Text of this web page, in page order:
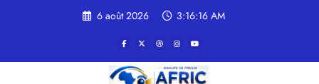
6 août 2026 3:16:16 AM